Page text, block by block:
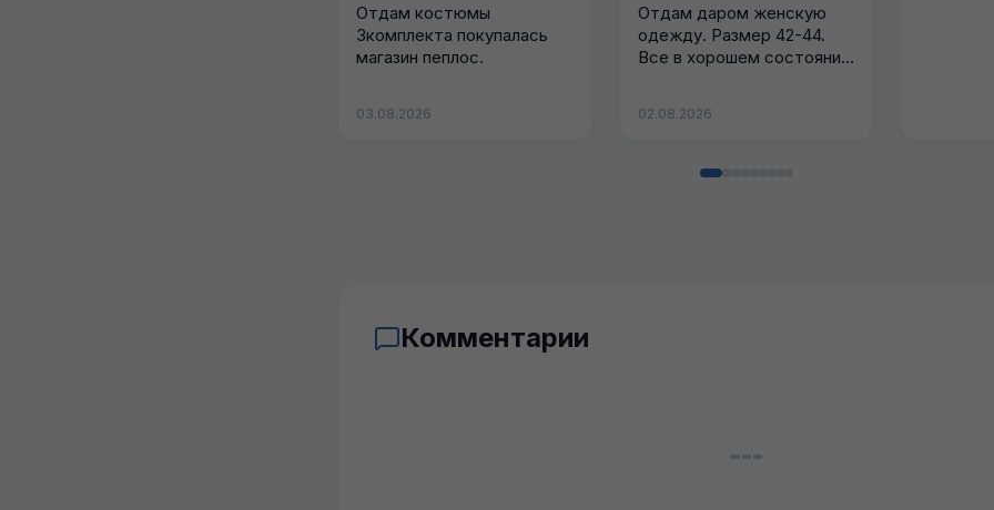
Отдам костюмы
3комплекта покупалась
магазин пеплос.
03.08.2026
Отдам даром женскую
одежду. Размер 42-44.
Все в хорошем состоянии.
02.08.2026
Комментарии